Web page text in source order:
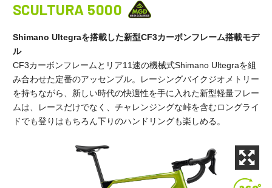
SCULTURA 5000
Shimano Ultegraを搭載した新型CF3カーボンフレーム搭載モデ
ル
CF3カーボンフレームとリア11速の機械式Shimano Ultegraを組
み合わせた定番のアッセンブル。レーシングバイクジオメトリー
を持ちながら、新しい時代の快適性を手に入れた新型軽量フレー
ムは、レースだけでなく、チャレンジングな峠を含むロングライ
ドでも登りはもちろん下りのハンドリングも楽しめる。